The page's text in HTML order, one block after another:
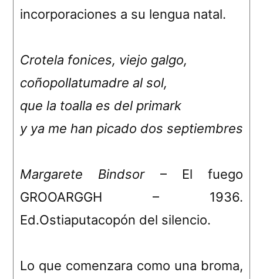
incorporaciones a su lengua natal.
Crotela fonices, viejo galgo,
coñopollatumadre al sol,
que la toalla es del primark
y ya me han picado dos septiembres
Margarete Bindsor– El fuego
GROOARGGH – 1936.
Ed.Ostiaputacopón del silencio.
Lo que comenzara como una broma,